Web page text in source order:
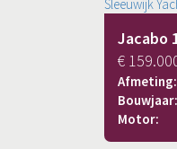
Jacabo
€
Afmeting:
Bouwjaar:
Motor: